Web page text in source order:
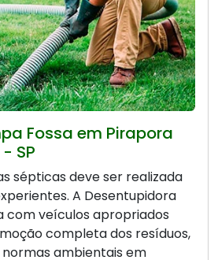
Fossa em Pirapora
SP
sépticas deve ser realizada
A Desentupidora
com veículos apropriados
completa dos resíduos,
ambientais em